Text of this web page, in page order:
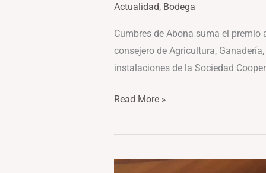
Actualidad, Bodega
Cumbres de Abona suma el
consejero de Agricultura,
instalaciones de la Sociedad
Read More »
Pico